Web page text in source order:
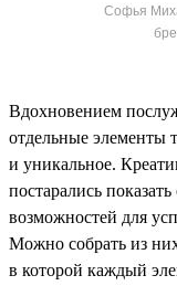
Софья
Вдохновением
отдельные элементы
и уникальное.
постарались
возможностей для
Можно собрать из
в которой каждый